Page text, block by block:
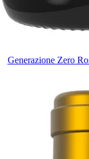
Generazione Zero